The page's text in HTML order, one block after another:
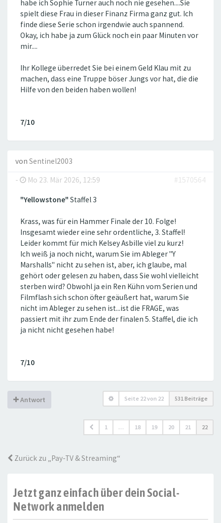
habe ich Sophie Turner auch noch nie gesehen....Sie
spielt diese Frau in dieser Finanz Firma ganz gut. Ich
finde diese Serie schon irgendwie auch spannend.
Okay, ich habe ja zum Glück noch ein paar Minuten vor
mir....
Ihr Kollege überredet Sie bei einem Geld Klau mit zu
machen, dass eine Truppe böser Jungs vor hat, die die
Hilfe von den beiden haben wollen!
7/10
von Sentinel2003
-
Mo 23. Mär 2026, 12:59 #1570564
"Yellowstone" Staffel 3
Krass, was für ein Hammer Finale der 10. Folge!
Insgesamt wieder eine sehr ordentliche, 3. Staffel!
Leider kommt für mich Kelsey Asbille viel zu kurz!
Ich weiß ja noch nicht, warum Sie im Ableger "Y
Marshalls" nicht zu sehen ist, aber, ich glaube, mal
gehört oder gelesen zu haben, dass Sie wohl vielleicht
sterben wird? Obwohl ja ein Ren Kühn vom Serien und
Filmflash sich schon öfter geäußert hat, warum Sie
nicht im Ableger zu sehen ist...ist die FRAGE, was
passiert mit ihr zum Ende der finalen 5. Staffel, die ich
ja nicht nicht gesehen habe!
7/10
Antwort Seite 22von 22 531 Beiträge
1 … 18 19 20 21 22
Zurück zu „Pay-TV & Streaming“
Jetzt ganz einfach über dein Social-
Network anmelden